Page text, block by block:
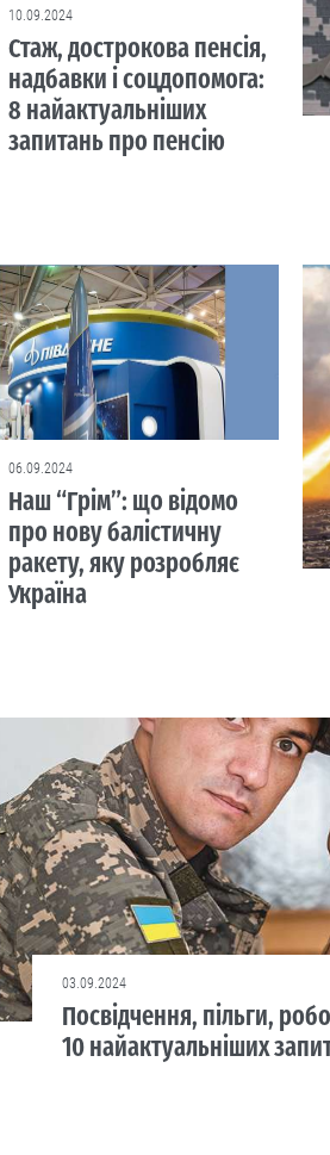
10.09.2024
Стаж, дострокова пенсія,
надбавки і соцдопомога:
8 найактуальніших
запитань про пенсію
06.09.2024
Наш “Грім”: що відомо
про нову балістичну
ракету, яку розробляє
Україна
03.09.2024
Посвідчення, пільги,
10 найактуальніших